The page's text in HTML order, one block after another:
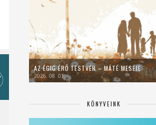
AZ ÉGIG ÉRŐ TESTVÉR – MÁTÉ MESÉJE
2026. 08. 01.
KÖNYVEINK